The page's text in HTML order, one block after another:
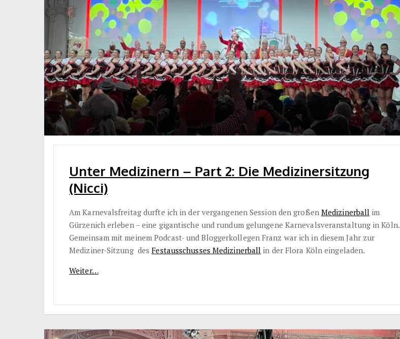
Unter Medizinern – Part 2: Die Medizinersitzung
(Nicci)
Am Karnevalsfreitag durfte ich in der vergangenen Session den großen Medizinerball im
Gürzenich erleben – eine gigantische und rundum gelungene Karnevalsveranstaltung in Köln.
Gemeinsam mit meinem Podcast- und Bloggerkollegen Franz war ich in diesem Jahr zur
Mediziner-Sitzung desFestausschusses Medizinerball in der Flora Köln eingeladen.
Weiter…